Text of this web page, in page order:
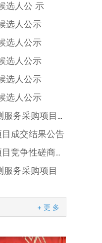
选人公 示
选人公示
选人公示
选人公示
选人公示
选人公示
目成交结果公告
成交结果公告
争性磋商公告
服务采购项目
+ 更 多